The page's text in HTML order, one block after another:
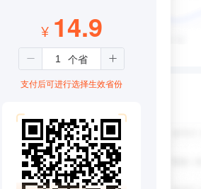
¥ 14.9
支付后可进行选择生效省份